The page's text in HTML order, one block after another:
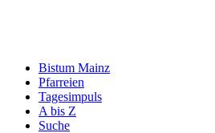
Bistum Mainz
Pfarreien
Tagesimpuls
A bis Z
Suche